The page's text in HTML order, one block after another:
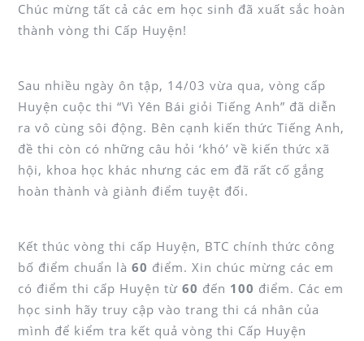
Chúc mừng tất cả các em học sinh đã xuất sắc hoàn
thành vòng thi Cấp Huyện!
Sau nhiều ngày ôn tập, 14/03 vừa qua, vòng cấp
Huyện cuộc thi “Vì Yên Bái giỏi Tiếng Anh” đã diễn
ra vô cùng sôi động. Bên cạnh kiến thức Tiếng Anh,
đề thi còn có những câu hỏi ‘khó’ về kiến thức xã
hội, khoa học khác nhưng các em đã rất cố gắng
hoàn thành và giành điểm tuyệt đối.
Kết thúc vòng thi cấp Huyện, BTC chính thức công
bố điểm chuẩn là 60 điểm. Xin chúc mừng các em
có điểm thi cấp Huyện từ 60 đến 100 điểm. Các em
học sinh hãy truy cập vào trang thi cá nhân của
mình để kiểm tra kết quả vòng thi Cấp Huyện